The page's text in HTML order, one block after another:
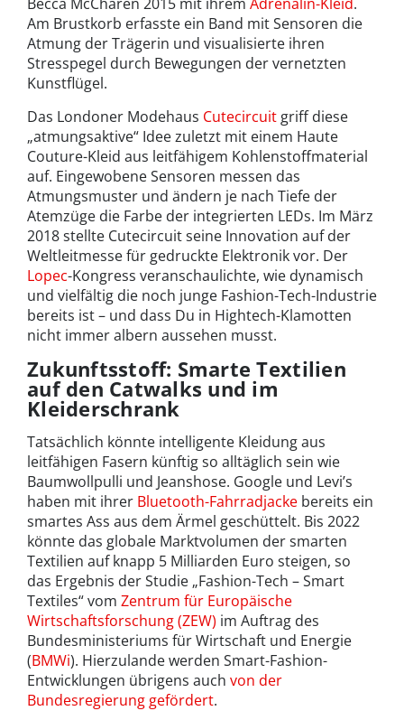
Am Brustkorb erfasste ein Band mit Sensoren die
Atmung der Trägerin und visualisierte ihren
Stresspegel durch Bewegungen der vernetzten
Kunstflügel.
Das Londoner Modehaus Cutecircuit griff diese
„atmungsaktive“ Idee zuletzt mit einem Haute
Couture-Kleid aus leitfähigem Kohlenstoffmaterial
auf. Eingewobene Sensoren messen das
Atmungsmuster und ändern je nach Tiefe der
Atemzüge die Farbe der integrierten LEDs. Im März
2018 stellte Cutecircuit seine Innovation auf der
Weltleitmesse für gedruckte Elektronik vor. Der
Lopec-Kongress veranschaulichte, wie dynamisch
und vielfältig die noch junge Fashion-Tech-Industrie
bereits ist – und dass Du in Hightech-Klamotten
nicht immer albern aussehen musst.
Zukunftsstoff: Smarte Textilien
auf den Catwalks und im
Kleiderschrank
Tatsächlich könnte intelligente Kleidung aus
leitfähigen Fasern künftig so alltäglich sein wie
Baumwollpulli und Jeanshose. Google und Levi’s
haben mit ihrer Bluetooth-Fahrradjacke bereits ein
smartes Ass aus dem Ärmel geschüttelt. Bis 2022
könnte das globale Marktvolumen der smarten
Textilien auf knapp 5 Milliarden Euro steigen, so
das Ergebnis der Studie „Fashion-Tech – Smart
Textiles“ vom Zentrum für Europäische
Wirtschaftsforschung (ZEW) im Auftrag des
Bundesministeriums für Wirtschaft und Energie
(BMWi). Hierzulande werden Smart-Fashion-
Entwicklungen übrigens auch von der
Bundesregierung gefördert.